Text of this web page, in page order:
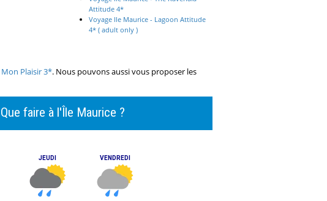
Attitude 4*
Voyage Ile Maurice - Lagoon Attitude
4* ( adult only )
Mon Plaisir 3*. Nous pouvons aussi vous proposer les
Que faire à l'Île Maurice ?